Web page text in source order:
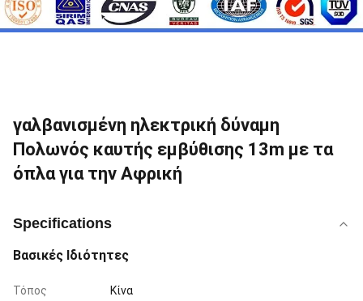
γαλβανισμένη ηλεκτρική δύναμη
Πολωνός καυτής εμβύθισης 13m με τα
όπλα για την Αφρική
Specifications
Βασικές Ιδιότητες
Τόπος
Κίνα